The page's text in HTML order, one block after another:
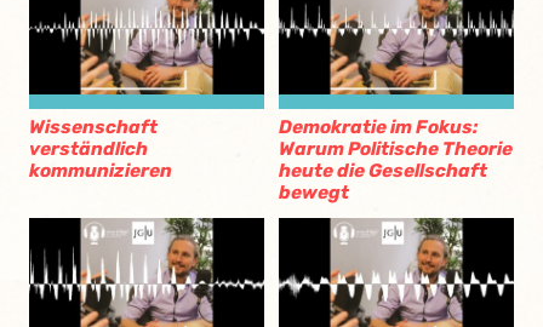
Wissenschaft
verständlich
kommunizieren
Demokratie im Fokus:
Warum Politische Theorie
heute die Gesellschaft
bewegt